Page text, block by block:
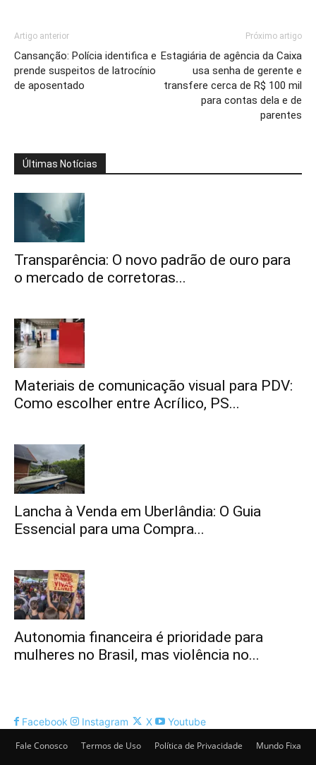
Artigo anterior
Cansanção: Polícia identifica e
prende suspeitos de latrocínio
de aposentado
Próximo artigo
Estagiária de agência da Caixa
usa senha de gerente e
transfere cerca de R$ 100 mil
para contas dela e de
parentes
Últimas Notícias
Transparência: O novo padrão de ouro para
o mercado de corretoras...
Materiais de comunicação visual para PDV:
Como escolher entre Acrílico, PS...
Lancha à Venda em Uberlândia: O Guia
Essencial para uma Compra...
Autonomia financeira é prioridade para
mulheres no Brasil, mas violência no...
Facebook Instagram X
Youtube
Fale Conosco
Termos de Uso Política de Privacidade Mundo Fixa